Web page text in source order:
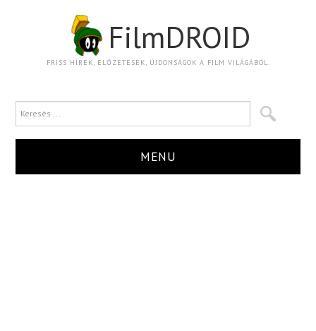
FilmDROID
FRISS HÍREK, ELŐZETESEK, ÚJDONSÁGOK A FILM VILÁGÁBÓL.
MENU